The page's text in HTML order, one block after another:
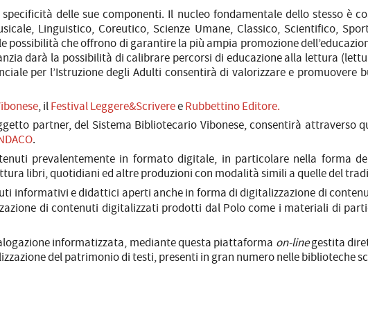
delle sue componenti. Il nucleo fondamentale dello stesso è
Linguistico, Coreutico, Scienze Umane, Classico, Scientifico,
che offrono di garantire la più ampia promozione
darà la possibilità di calibrare percorsi di educazione alla lettura
per l’Istruzione degli Adulti consentirà di valorizzare e
, ilFestival Leggere&ScrivereeRubbettino Editore.
partner, del Sistema Bibliotecario Vibonese, consentirà
.
prevalentemente in formato digitale, in particolare nella forma
libri, quotidiani ed altre produzioni con modalità simili a quelle del
informativi e didattici aperti anche in forma di digitalizzazione di
di contenuti digitalizzati prodotti dal Polo come i materiali di
informatizzata, mediante questa piattaforma on-linegestita
del patrimonio di testi, presenti in gran numero nelle biblioteche